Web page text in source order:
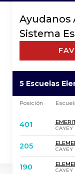
Ayudanos
Sistema
5 Escuelas
Posición
401 CAYEY
205 CAYEY
190 CAYEY